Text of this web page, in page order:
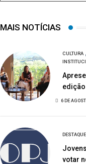
MAIS NOTÍCIAS
CULTURA
edição
ano
6 DE
votar